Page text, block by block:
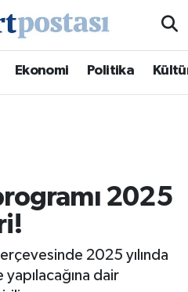
Ekonomi Politika
2025
2025 yılında
dair
ve Fikstür